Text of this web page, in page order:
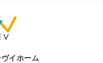
イホーム